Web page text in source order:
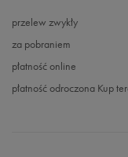
przelew zwykły
za pobraniem
płatność online
płatność odroczona Kup